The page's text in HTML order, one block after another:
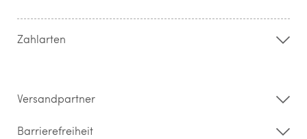
Widerrufsrecht & Rückgabebedingungen
Zahlarten
Versandpartner
Barrierefreiheit